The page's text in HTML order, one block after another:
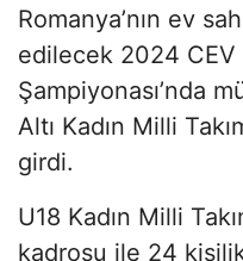
Romanya’nın ev
edilecek 2024 CEV
Şampiyonası’nda
Altı Kadın Milli
girdi.
U18 Kadın Milli
kadrosu ile 24